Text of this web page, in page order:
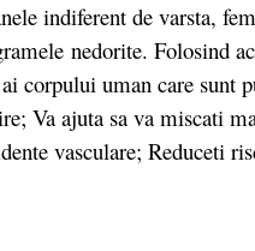
indiferent de varsta,
nedorite. Folosind
corpului uman care sunt
Va ajuta sa va miscati
vasculare; Reduceti